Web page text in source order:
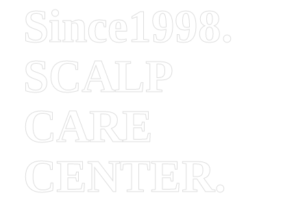
Since1998.
SCALP
CARE
CENTER.